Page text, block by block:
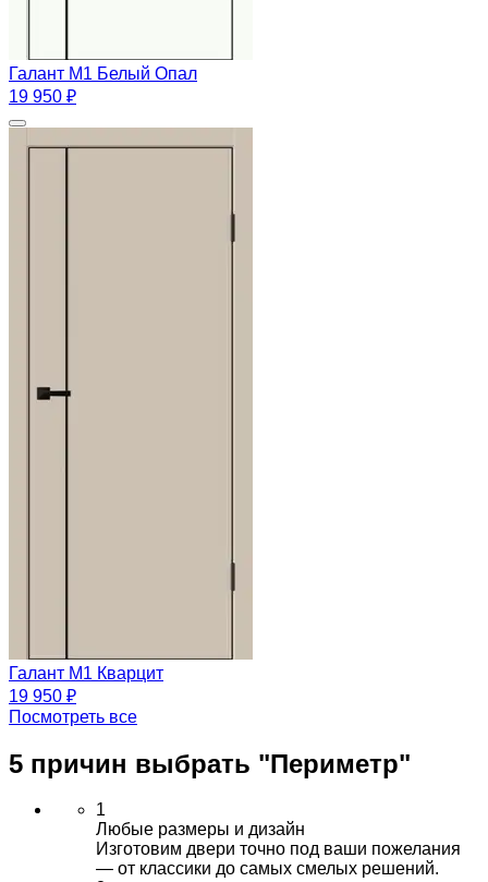
Галант М1 Белый Опал
19 950 ₽
Галант М1 Кварцит
19 950 ₽
Посмотреть все
5 причин выбрать "Периметр"
1
Любые размеры и дизайн
Изготовим двери точно под ваши пожелания
— от классики до самых смелых решений.